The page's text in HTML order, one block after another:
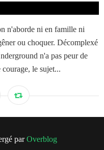
n'aborde ni en famille ni
ou choquer. Décomplexé
n'a pas peur de
le sujet...
parOverblog